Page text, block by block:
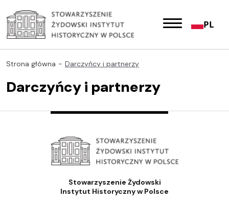
PL
Strona główna Darczyńcy i partnerzy
Darczyńcy i partnerzy
Stowarzyszenie Żydowski
Instytut Historyczny w Polsce